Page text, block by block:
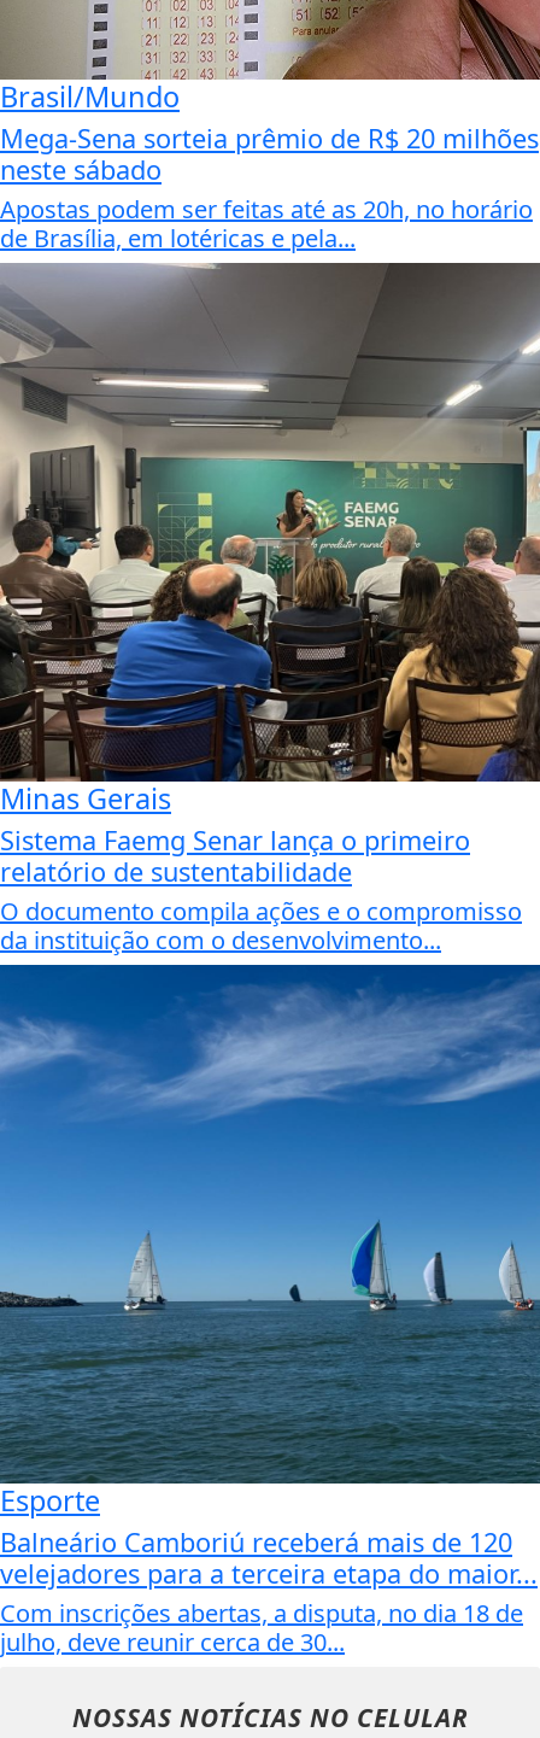
Brasil/Mundo
Mega-Sena sorteia prêmio de R$ 20 milhões
neste sábado
Apostas podem ser feitas até as 20h, no horário
de Brasília, em lotéricas e pela...
Minas Gerais
Sistema Faemg Senar lança o primeiro
relatório de sustentabilidade
O documento compila ações e o compromisso
da instituição com o desenvolvimento...
Esporte
Balneário Camboriú receberá mais de 120
velejadores para a terceira etapa do maior...
Com inscrições abertas, a disputa, no dia 18 de
julho, deve reunir cerca de 30...
NOSSAS NOTÍCIAS NO CELULAR